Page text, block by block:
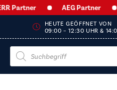
AEG Partner
HEUTE GEÖFFNET VON
09:00 – 12:30 UHR &
Products
search